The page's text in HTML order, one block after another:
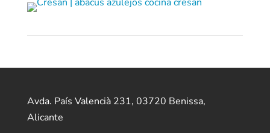
Avda. País Valencià 231, 03720 Benissa,
Alicante